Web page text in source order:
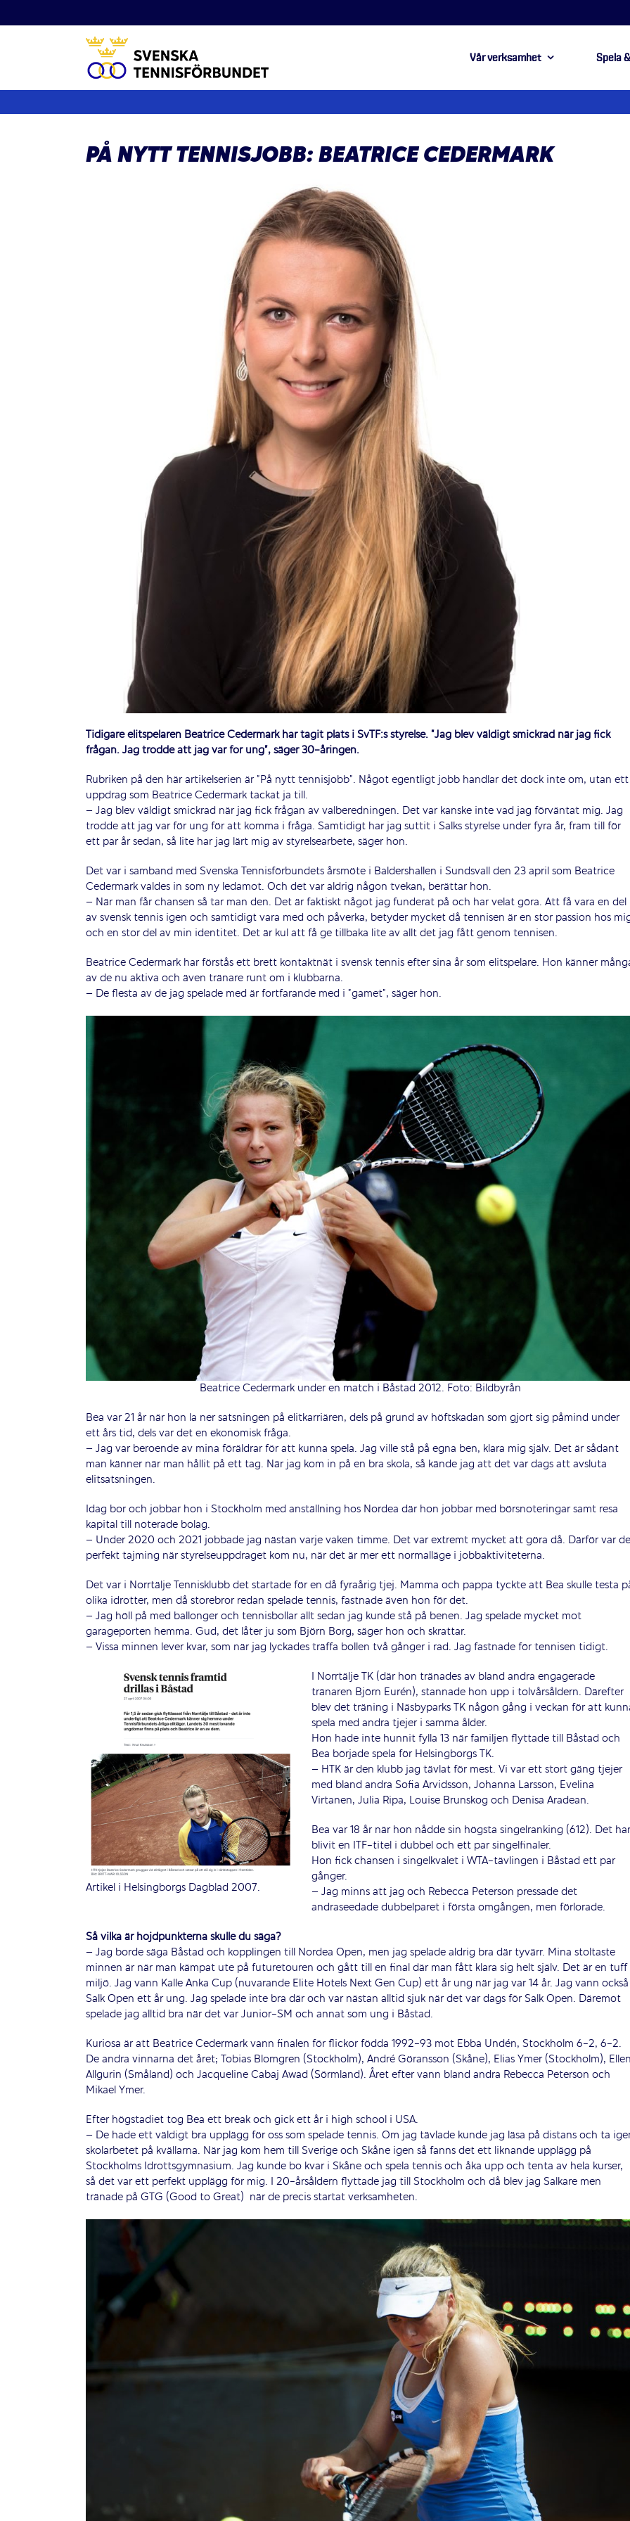
till
Vår verksamhet Spela
PÅ NYTT TENNISJOBB: BEATRICE CEDERMARK
Tidigare elitspelaren Beatrice Cedermark har tagit plats i SvTF:s styrelse. ”Jag blev väldigt smickrad när jag fick
frågan. Jag trodde att jag var för ung”, säger 30-åringen.
Rubriken på den här artikelserien är ”På nytt tennisjobb”. Något egentligt jobb handlar det dock inte om, utan ett
uppdrag som Beatrice Cedermark tackat ja till.
– Jag blev väldigt smickrad när jag fick frågan av valberedningen. Det var kanske inte vad jag förväntat mig. Jag
trodde att jag var för ung för att komma i fråga. Samtidigt har jag suttit i Salks styrelse under fyra år, fram till för
ett par år sedan, så lite har jag lärt mig av styrelsearbete, säger hon.
Det var i samband med Svenska Tennisförbundets årsmöte i Baldershallen i Sundsvall den 23 april som Beatrice
Cedermark valdes in som ny ledamot. Och det var aldrig någon tvekan, berättar hon.
– När man får chansen så tar man den. Det är faktiskt något jag funderat på och har velat göra. Att få vara en del
av svensk tennis igen och samtidigt vara med och påverka, betyder mycket då tennisen är en stor passion hos
och en stor del av min identitet. Det är kul att få ge tillbaka lite av allt det jag fått genom tennisen.
Beatrice Cedermark har förstås ett brett kontaktnät i svensk tennis efter sina år som elitspelare. Hon känner
av de nu aktiva och även tränare runt om i klubbarna.
– De flesta av de jag spelade med är fortfarande med i ”gamet”, säger hon.
Beatrice Cedermark under en match i Båstad 2012. Foto: Bildbyrån
Bea var 21 år när hon la ner satsningen på elitkarriären, dels på grund av höftskadan som gjort sig påmind under
ett års tid, dels var det en ekonomisk fråga.
– Jag var beroende av mina föräldrar för att kunna spela. Jag ville stå på egna ben, klara mig själv. Det är sådant
man känner när man hållit på ett tag. När jag kom in på en bra skola, så kände jag att det var dags att avsluta
elitsatsningen.
Idag bor och jobbar hon i Stockholm med anställning hos Nordea där hon jobbar med börsnoteringar samt resa
kapital till noterade bolag.
– Under 2020 och 2021 jobbade jag nästan varje vaken timme. Det var extremt mycket att göra då. Därför var
perfekt tajming när styrelseuppdraget kom nu, när det är mer ett normalläge i jobbaktiviteterna.
Det var i Norrtälje Tennisklubb det startade för en då fyraårig tjej. Mamma och pappa tyckte att Bea skulle testa
olika idrotter, men då storebror redan spelade tennis, fastnade även hon för det.
– Jag höll på med ballonger och tennisbollar allt sedan jag kunde stå på benen. Jag spelade mycket mot
garageporten hemma. Gud, det låter ju som Björn Borg, säger hon och skrattar.
– Vissa minnen lever kvar, som när jag lyckades träffa bollen två gånger i rad. Jag fastnade för tennisen tidigt.
Artikel i Helsingborgs Dagblad 2007.
I Norrtälje TK (där hon tränades av bland andra engagerade
tränaren Björn Eurén), stannade hon upp i tolvårsåldern. Därefter
blev det träning i Näsbyparks TK någon gång i veckan för att
spela med andra tjejer i samma ålder.
Hon hade inte hunnit fylla 13 när familjen flyttade till Båstad och
Bea började spela för Helsingborgs TK.
– HTK är den klubb jag tävlat för mest. Vi var ett stort gäng tjejer
med bland andra Sofia Arvidsson, Johanna Larsson, Evelina
Virtanen, Julia Ripa, Louise Brunskog och Denisa Aradean.
Bea var 18 år när hon nådde sin högsta singelranking (612). Det har
blivit en ITF-titel i dubbel och ett par singelfinaler.
Hon fick chansen i singelkvalet i WTA-tävlingen i Båstad ett par
gånger.
– Jag minns att jag och Rebecca Peterson pressade det
andraseedade dubbelparet i första omgången, men förlorade.
Så vilka är höjdpunkterna skulle du säga?
– Jag borde säga Båstad och kopplingen till Nordea Open, men jag spelade aldrig bra där tyvärr. Mina stoltaste
minnen är när man kämpat ute på futuretouren och gått till en final där man fått klara sig helt själv. Det är en tuff
miljö. Jag vann Kalle Anka Cup (nuvarande Elite Hotels Next Gen Cup) ett år ung när jag var 14 år. Jag vann också
Salk Open ett år ung. Jag spelade inte bra där och var nästan alltid sjuk när det var dags för Salk Open. Däremot
spelade jag alltid bra när det var Junior-SM och annat som ung i Båstad.
Kuriosa är att Beatrice Cedermark vann finalen för flickor födda 1992-93 mot Ebba Undén, Stockholm 6-2, 6-2.
De andra vinnarna det året; Tobias Blomgren (Stockholm), André Göransson (Skåne), Elias Ymer (Stockholm),
Allgurin (Småland) och Jacqueline Cabaj Awad (Sörmland). Året efter vann bland andra Rebecca Peterson och
Mikael Ymer.
Efter högstadiet tog Bea ett break och gick ett år i high school i USA.
– De hade ett väldigt bra upplägg för oss som spelade tennis. Om jag tävlade kunde jag läsa på distans och ta
skolarbetet på kvällarna. När jag kom hem till Sverige och Skåne igen så fanns det ett liknande upplägg på
Stockholms Idrottsgymnasium. Jag kunde bo kvar i Skåne och spela tennis och åka upp och tenta av hela kurser,
så det var ett perfekt upplägg för mig. I 20-årsåldern flyttade jag till Stockholm och då blev jag Salkare men
tränade på GTG (Good to Great) när de precis startat verksamheten.